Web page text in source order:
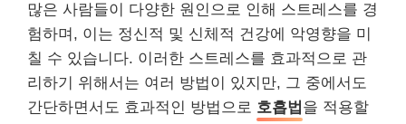
많은 사람들이 다양한 원인으로 인해 스트레스를 경
험하며, 이는 정신적 및 신체적 건강에 악영향을 미
칠 수 있습니다. 이러한 스트레스를 효과적으로 관
리하기 위해서는 여러 방법이 있지만, 그 중에서도
간단하면서도 효과적인 방법으로 호흡법 을 적용할